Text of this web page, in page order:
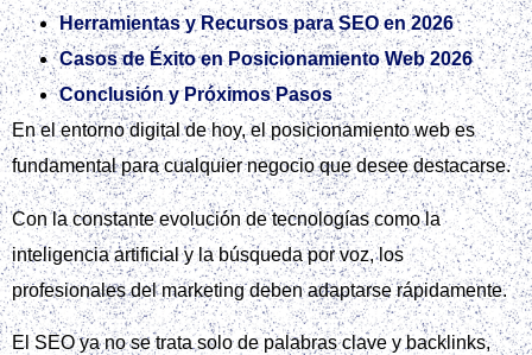
Herramientas y Recursos para SEO en 2026
Casos de Éxito en Posicionamiento Web 2026
Conclusión y Próximos Pasos
En el entorno digital de hoy, el posicionamiento web es
fundamental para cualquier negocio que desee destacarse.
Con la constante evolución de tecnologías como la
inteligencia artificial y la búsqueda por voz, los
profesionales del marketing deben adaptarse rápidamente.
El SEO ya no se trata solo de palabras clave y backlinks,